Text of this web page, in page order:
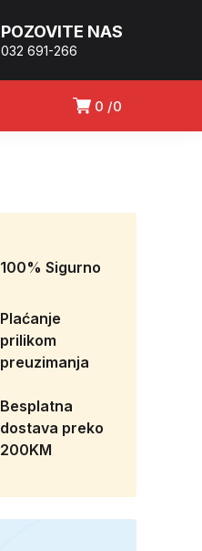
POZOVITE NAS
032 691-266
0 0
100% Sigurno
Plaćanje
prilikom
preuzimanja
Besplatna
dostava preko
200KM